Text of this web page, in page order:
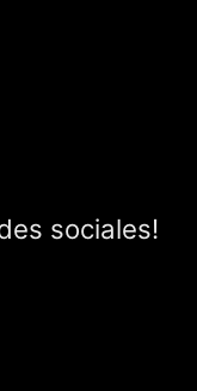
sociales!